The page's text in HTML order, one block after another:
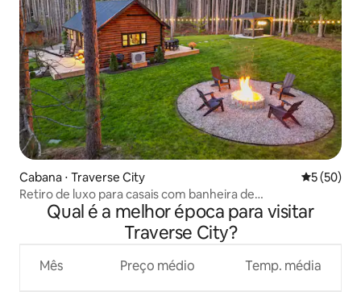
Cabana ⋅ Traverse City 5 de uma
5 (50)
Retiro de luxo para casais com banheira de
hidromassagem em Traverse City!
Qual é a melhor época para visitar
Traverse City?
Mês Preço médio Temp. média